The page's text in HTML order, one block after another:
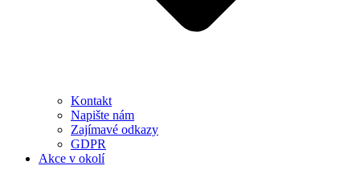
Kontakt
Napište nám
Zajímavé odkazy
GDPR
Akce v okolí